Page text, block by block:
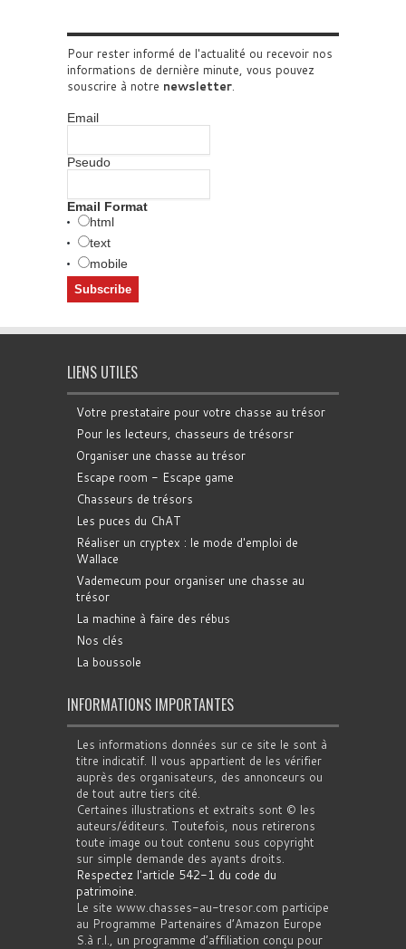
Pour rester informé de l'actualité ou recevoir nos
informations de dernière minute, vous pouvez
souscrire à notre newsletter.
Email
Pseudo
Email Format
html
text
mobile
LIENS UTILES
Votre prestataire pour votre chasse au trésor
Pour les lecteurs, chasseurs de trésorsr
Organiser une chasse au trésor
Escape room - Escape game
Chasseurs de trésors
Les puces du ChAT
Réaliser un cryptex : le mode d'emploi de
Wallace
Vademecum pour organiser une chasse au
trésor
La machine à faire des rébus
Nos clés
La boussole
INFORMATIONS IMPORTANTES
Les informations données sur ce site le sont à
titre indicatif. Il vous appartient de les vérifier
auprès des organisateurs, des annonceurs ou
de tout autre tiers cité.
Certaines illustrations et extraits sont © les
auteurs/éditeurs. Toutefois, nous retirerons
toute image ou tout contenu sous copyright
sur simple demande des ayants droits.
Respectez l'article 542-1 du code du
patrimoine.
Le site www.chasses-au-tresor.com participe
au Programme Partenaires d’Amazon Europe
S.à r.l., un programme d’affiliation conçu pour